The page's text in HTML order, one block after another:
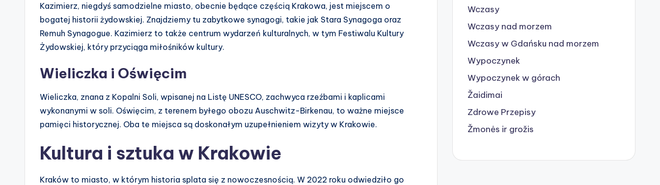
Kazimierz, niegdyś samodzielne miasto, obecnie będące częścią Krakowa, jest miejscem o
bogatej historii żydowskiej. Znajdziemy tu zabytkowe synagogi, takie jak Stara Synagoga oraz
Remuh Synagogue. Kazimierz to także centrum wydarzeń kulturalnych, w tym Festiwalu Kultury
Żydowskiej, który przyciąga miłośników kultury.
Wieliczka i Oświęcim
Wieliczka, znana z Kopalni Soli, wpisanej na Listę UNESCO, zachwyca rzeźbami i kaplicami
wykonanymi w soli. Oświęcim, z terenem byłego obozu Auschwitz-Birkenau, to ważne miejsce
pamięci historycznej. Oba te miejsca są doskonałym uzupełnieniem wizyty w Krakowie.
Kultura i sztuka w Krakowie
Kraków to miasto, w którym historia splata się z nowoczesnością. W 2022 roku odwiedziło go
Wczasy
Wczasy nad morzem
Wczasy w Gdańsku nad morzem
Wypoczynek
Wypoczynek w górach
Žaidimai
Zdrowe Przepisy
Žmonės ir grožis